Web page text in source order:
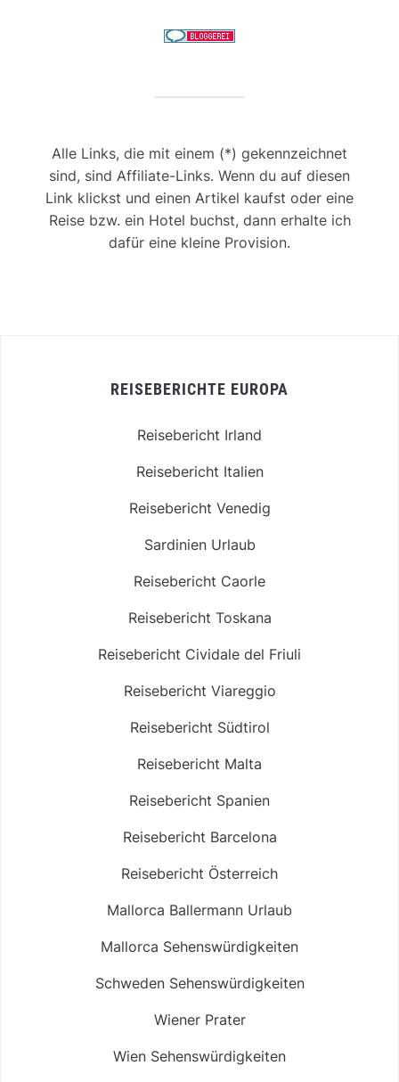
Alle Links, die mit einem (*) gekennzeichnet
sind, sind Affiliate-Links. Wenn du auf diesen
Link klickst und einen Artikel kaufst oder eine
Reise bzw. ein Hotel buchst, dann erhalte ich
dafür eine kleine Provision.
REISEBERICHTE EUROPA
Reisebericht Irland
Reisebericht Italien
Reisebericht Venedig
Sardinien Urlaub
Reisebericht Caorle
Reisebericht Toskana
Reisebericht Cividale del Friuli
Reisebericht Viareggio
Reisebericht Südtirol
Reisebericht Malta
Reisebericht Spanien
Reisebericht Barcelona
Reisebericht Österreich
Mallorca Ballermann Urlaub
Mallorca Sehenswürdigkeiten
Schweden Sehenswürdigkeiten
Wiener Prater
Wien Sehenswürdigkeiten